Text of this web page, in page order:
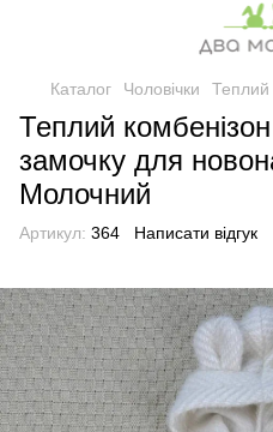
Каталог Чоловічки Теплий
Теплий
замочку для
Молочний
Артикул: 364 Написати відгук